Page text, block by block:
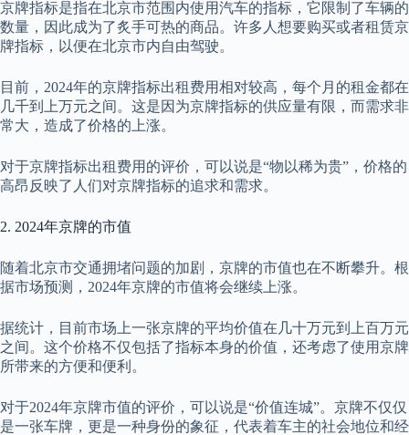
京牌指标是指在北京市范围内使用汽车的指标，它限制了车辆的
数量，因此成为了炙手可热的商品。许多人想要购买或者租赁京
牌指标，以便在北京市内自由驾驶。
目前，2024年的京牌指标出租费用相对较高，每个月的租金都在
几千到上万元之间。这是因为京牌指标的供应量有限，而需求非
常大，造成了价格的上涨。
对于京牌指标出租费用的评价，可以说是“物以稀为贵”，价格的
高昂反映了人们对京牌指标的追求和需求。
2. 2024年京牌的市值
随着北京市交通拥堵问题的加剧，京牌的市值也在不断攀升。根
据市场预测，2024年京牌的市值将会继续上涨。
据统计，目前市场上一张京牌的平均价值在几十万元到上百万元
之间。这个价格不仅包括了指标本身的价值，还考虑了使用京牌
所带来的方便和便利。
对于2024年京牌市值的评价，可以说是“价值连城”。京牌不仅仅
是一张车牌，更是一种身份的象征，代表着车主的社会地位和经